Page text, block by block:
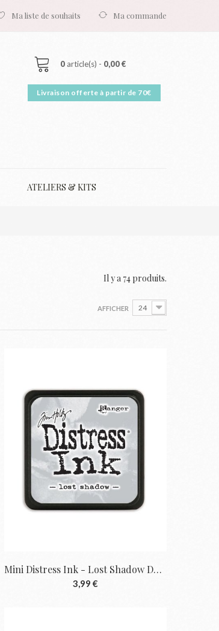
Ma commande
Ma liste de souhaits
0 article(s) - 0,00 €
ATELIERS & KITS
Il y a 74 produits.
AFFICHER 24
Mini Distress Ink - Lost Shadow De Tim...
3,99 €